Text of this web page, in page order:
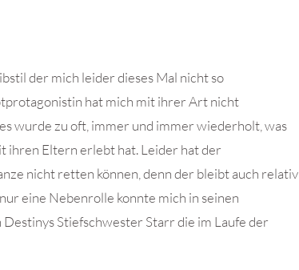
der mich leider dieses Mal nicht so
hat mich mit ihrer Art nicht
wurde zu oft, immer und immer wiederholt, was
ihren Eltern erlebt hat. Leider hat der
nicht retten können, denn der bleibt auch relativ
eine Nebenrolle konnte mich in seinen
Stiefschwester Starr die im Laufe der